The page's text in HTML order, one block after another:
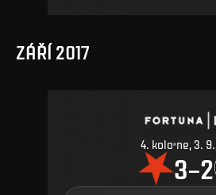
ZÁŘÍ 2017
4. kolo ne, 3.
3–2